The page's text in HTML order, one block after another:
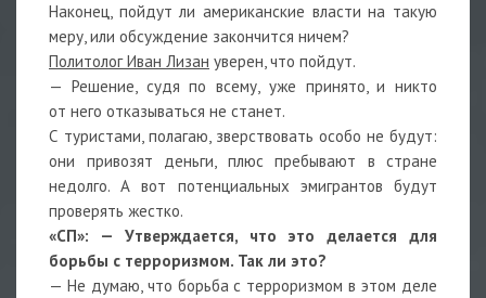
Наконец, пойдут ли американские власти на такую
меру, или обсуждение закончится ничем?
Политолог Иван Лизан уверен, что пойдут.
— Решение, судя по всему, уже принято, и никто
от него отказываться не станет.
С туристами, полагаю, зверствовать особо не будут:
они привозят деньги, плюс пребывают в стране
недолго. А вот потенциальных эмигрантов будут
проверять жестко.
«СП»: — Утверждается, что это делается для
борьбы с терроризмом. Так ли это?
— Не думаю, что борьба с терроризмом в этом деле